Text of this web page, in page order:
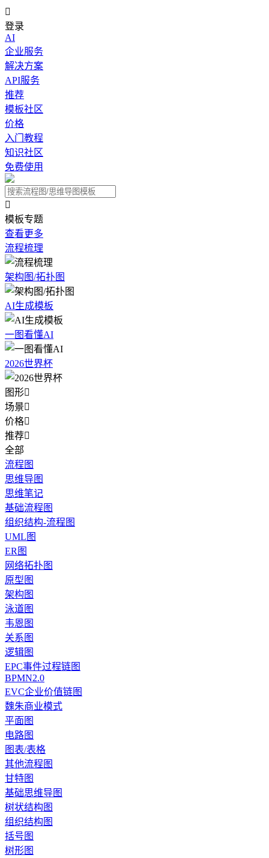

登录
AI
企业服务
解决方案
API服务
推荐
模板社区
价格
入门教程
知识社区
免费使用

模板专题
查看更多
流程梳理
架构图/拓扑图
AI生成模板
一图看懂AI
2026世界杯
图形
场景
价格
推荐
全部
流程图
思维导图
思维笔记
基础流程图
组织结构-流程图
UML图
ER图
网络拓扑图
原型图
架构图
泳道图
韦恩图
关系图
逻辑图
EPC事件过程链图
BPMN2.0
EVC企业价值链图
魏朱商业模式
平面图
电路图
图表/表格
其他流程图
甘特图
基础思维导图
树状结构图
组织结构图
括号图
树形图